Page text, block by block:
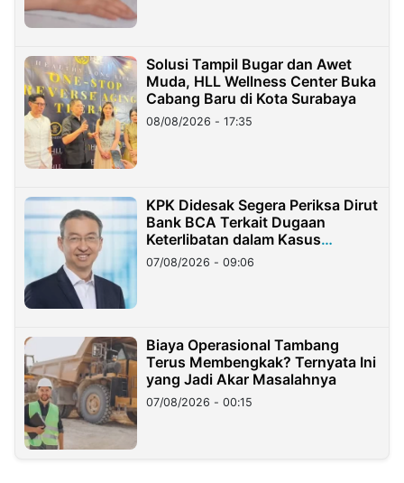
Solusi Tampil Bugar dan Awet
Muda, HLL Wellness Center Buka
Cabang Baru di Kota Surabaya
08/08/2026 - 17:35
KPK Didesak Segera Periksa Dirut
Bank BCA Terkait Dugaan
Keterlibatan dalam Kasus
Hilangnya Dana Nasabah Rp2,58
Miliar
07/08/2026 - 09:06
Biaya Operasional Tambang
Terus Membengkak? Ternyata Ini
yang Jadi Akar Masalahnya
07/08/2026 - 00:15